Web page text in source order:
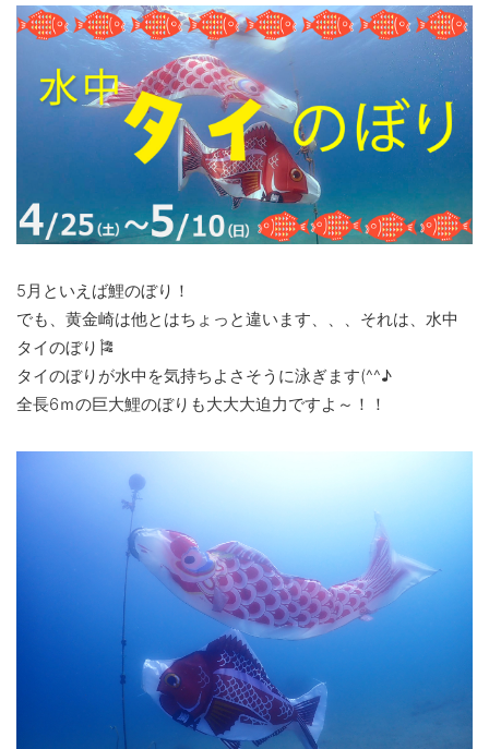
5月といえば鯉のぼり！
でも、黄金崎は他とはちょっと違います、、、それは、水中
タイのぼり🎏
タイのぼりが水中を気持ちよさそうに泳ぎます(^^♪
全長6ｍの巨大鯉のぼりも大大大迫力ですよ～！！